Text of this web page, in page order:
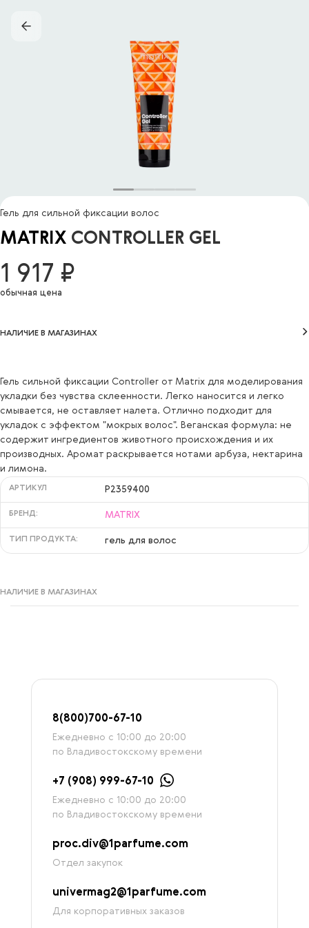
Гель для сильной фиксации волос
MATRIX CONTROLLER GEL
1 917 ₽
обычная цена
НАЛИЧИЕ В МАГАЗИНАХ
Гель сильной фиксации Controller от Matrix для моделирования
укладки без чувства склеенности. Легко наносится и легко
смывается, не оставляет налета. Отлично подходит для
укладок с эффектом "мокрых волос". Веганская формула: не
содержит ингредиентов животного происхождения и их
производных. Аромат раскрывается нотами арбуза, нектарина
и лимона.
АРТИКУЛ P2359400
БРЕНД: MATRIX
ТИП ПРОДУКТА: гель для волос
НАЛИЧИЕ В МАГАЗИНАХ
8(800)700-67-10
Ежедневно с 10:00 до 20:00
по Владивостокскому времени
+7 (908) 999-67-10
Ежедневно с 10:00 до 20:00
по Владивостокскому времени
proc.div@1parfume.com
Отдел закупок
univermag2@1parfume.com
Для корпоративных заказов